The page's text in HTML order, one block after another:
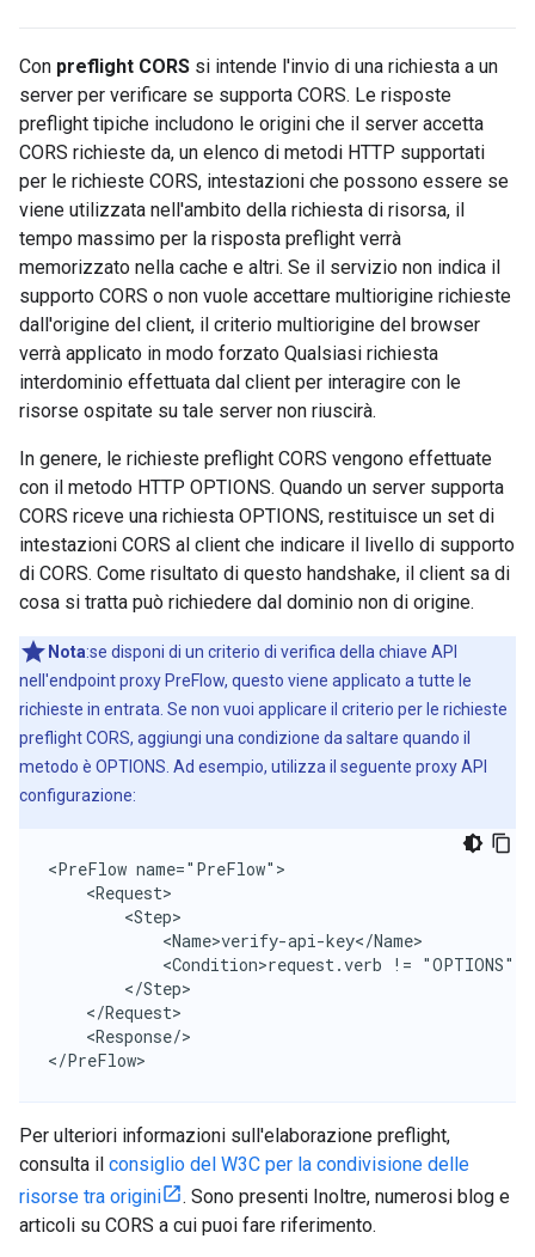
Con preflight CORS si intende l'invio di una richiesta a un
server per verificare se supporta CORS. Le risposte
preflight tipiche includono le origini che il server accetta
CORS richieste da, un elenco di metodi HTTP supportati
per le richieste CORS, intestazioni che possono essere se
viene utilizzata nell'ambito della richiesta di risorsa, il
tempo massimo per la risposta preflight verrà
memorizzato nella cache e altri. Se il servizio non indica il
supporto CORS o non vuole accettare multiorigine richieste
dall'origine del client, il criterio multiorigine del browser
verrà applicato in modo forzato Qualsiasi richiesta
interdominio effettuata dal client per interagire con le
risorse ospitate su tale server non riuscirà.
In genere, le richieste preflight CORS vengono effettuate
con il metodo HTTP OPTIONS. Quando un server supporta
CORS riceve una richiesta OPTIONS, restituisce un set di
intestazioni CORS al client che indicare il livello di supporto
di CORS. Come risultato di questo handshake, il client sa di
cosa si tratta può richiedere dal dominio non di origine.
Nota:se disponi di un criterio di verifica della chiave API
nell'endpoint proxy PreFlow, questo viene applicato a tutte le
richieste in entrata. Se non vuoi applicare il criterio per le richieste
preflight CORS, aggiungi una condizione da saltare quando il
metodo è OPTIONS. Ad esempio, utilizza il seguente proxy API
configurazione:
<PreFlow name="PreFlow">
    <Request>
        <Step>
            <Name>verify-api-key</Name>
<Condition>request.verb !=
        </Step>
    </Request>
    <Response/>
</PreFlow>
Per ulteriori informazioni sull'elaborazione preflight,
consulta il consiglio del W3C per la condivisione delle
risorse tra origini
. Sono presenti Inoltre, numerosi blog e
articoli su CORS a cui puoi fare riferimento.